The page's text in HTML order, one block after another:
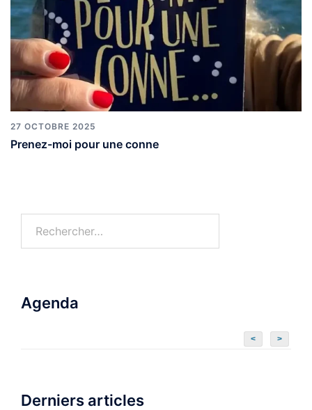
27 OCTOBRE 2025
Prenez-moi pour une conne
Agenda
< >
Derniers articles